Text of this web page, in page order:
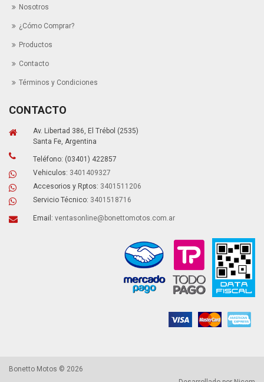
Nosotros
¿Cómo Comprar?
Productos
Contacto
Términos y Condiciones
CONTACTO
Av. Libertad 386, El Trébol (2535)
Santa Fe, Argentina
Teléfono: (03401) 422857
Vehiculos: 3401409327
Accesorios y Rptos: 3401511206
Servicio Técnico: 3401518716
Email: ventasonline@bonettomotos.com.ar
Bonetto Motos © 2026